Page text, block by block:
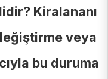
Kiralananı
veya
bu duruma